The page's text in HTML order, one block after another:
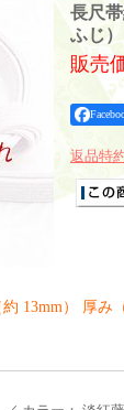
長尺
ふじ）
販売
返品特
約 13mm） 厚み